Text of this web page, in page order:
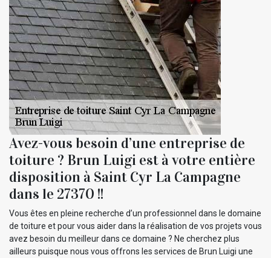
Avez-vous besoin d’une entreprise de
toiture ? Brun Luigi est à votre entière
disposition à Saint Cyr La Campagne
dans le 27370 !!
Vous êtes en pleine recherche d’un professionnel dans le domaine
de toiture et pour vous aider dans la réalisation de vos projets vous
avez besoin du meilleur dans ce domaine ? Ne cherchez plus
ailleurs puisque nous vous offrons les services de Brun Luigi une